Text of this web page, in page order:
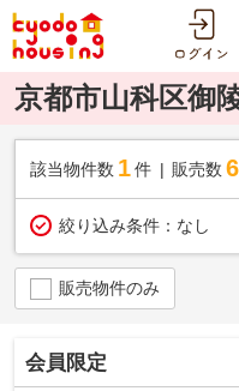
京都市山科区御
該当物件数 1件 販売数 6
絞り込み条件： なし
販売物件のみ
会員限定